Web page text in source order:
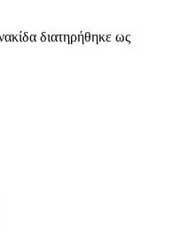
διατηρήθηκε ως